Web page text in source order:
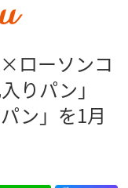
ローソンコ
りパン」
ン」を1月